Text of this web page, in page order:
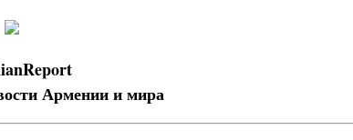
Армении и мира